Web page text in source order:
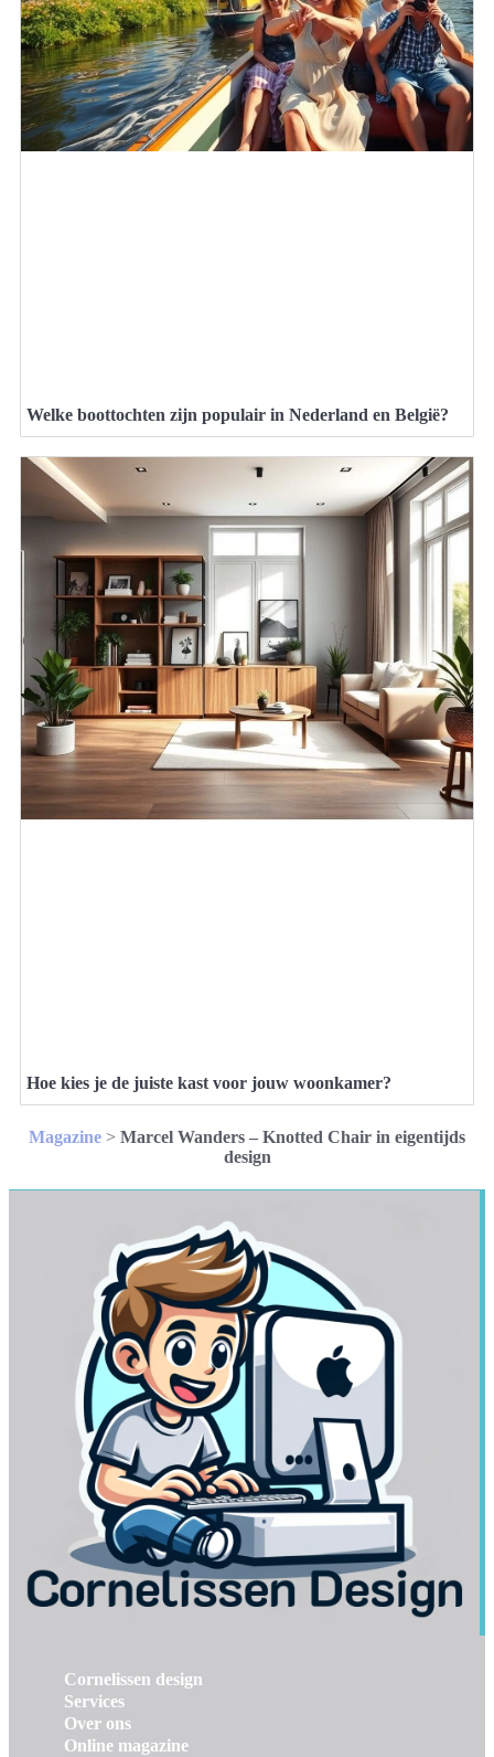
Welke boottochten zijn populair in Nederland en België?
Hoe kies je de juiste kast voor jouw woonkamer?
Magazine > Marcel Wanders – Knotted Chair in eigentijds
design
Cornelissen design
Services
Over ons
Online magazine